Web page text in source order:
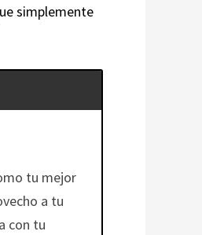
simplemente
tu mejor
a tu
con tu